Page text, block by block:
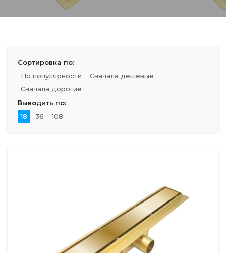
Сортировка по:
По популярности
Сначала дешевые
Сначала дорогие
Выводить по:
18
36 108